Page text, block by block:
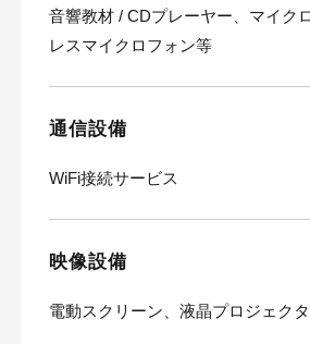
音響教材 / CDプレーヤー、マイク
レスマイクロフォン等
通信設備
WiFi接続サービス
映像設備
電動スクリーン、液晶プロジェク